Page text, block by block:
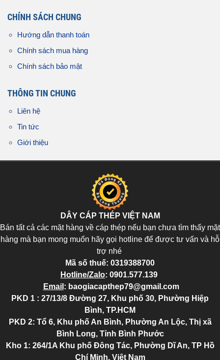
CHÍNH SÁCH CHUNG
Hướng dẫn thanh toán
Chính sách mua hàng
Chính sách bảo mật
THÔNG TIN CHUNG
Liên hệ
Tin tức
Giới thiệu
DÂY CÁP THÉP VIỆT NAM
Bán tất cả các mặt hàng về cáp thép nếu bạn chưa tìm thấy mặt
hàng mà bạn mong muốn hãy gọi hotline để được tư vấn và hỗ
trợ nhé
Mã số thuế: 0319388700
Hotline/Zalo: 0901.577.139
Email : baogiacapthep79@gmail.com
PKD 1 : 27/13/8 Đường 27, Khu phố 30, Phường Hiệp
Bình, TP.HCM
PKD 2: Tổ 6, Khu phố An Bình, Phường An Lộc, Thị xã
Bình Long, Tỉnh Bình Phước
Kho 1: 264/1A Khu phố Đông Tác, Phường Dĩ An, TP Hồ
Chí Minh, Việt Nam